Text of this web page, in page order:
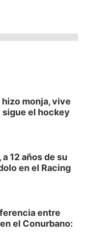
hizo monja, vive
sigue el hockey
12 años de su
en el Racing
entre
el Conurbano: